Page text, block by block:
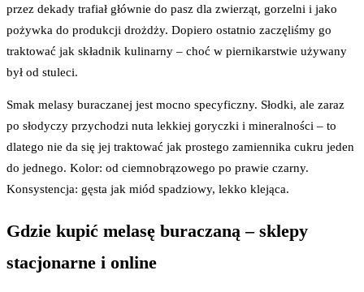
przez dekady trafiał głównie do pasz dla zwierząt, gorzelni i jako
pożywka do produkcji drożdży. Dopiero ostatnio zaczęliśmy go
traktować jak składnik kulinarny – choć w piernikarstwie używany
był od stuleci.
Smak melasy buraczanej jest mocno specyficzny. Słodki, ale zaraz
po słodyczy przychodzi nuta lekkiej goryczki i mineralności – to
dlatego nie da się jej traktować jak prostego zamiennika cukru jeden
do jednego. Kolor: od ciemnobrązowego po prawie czarny.
Konsystencja: gęsta jak miód spadziowy, lekko klejąca.
Gdzie kupić melasę buraczaną – sklepy
stacjonarne i online